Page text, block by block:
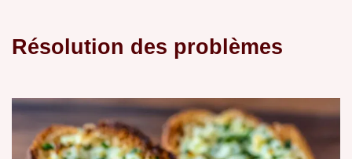
Résolution des problèmes